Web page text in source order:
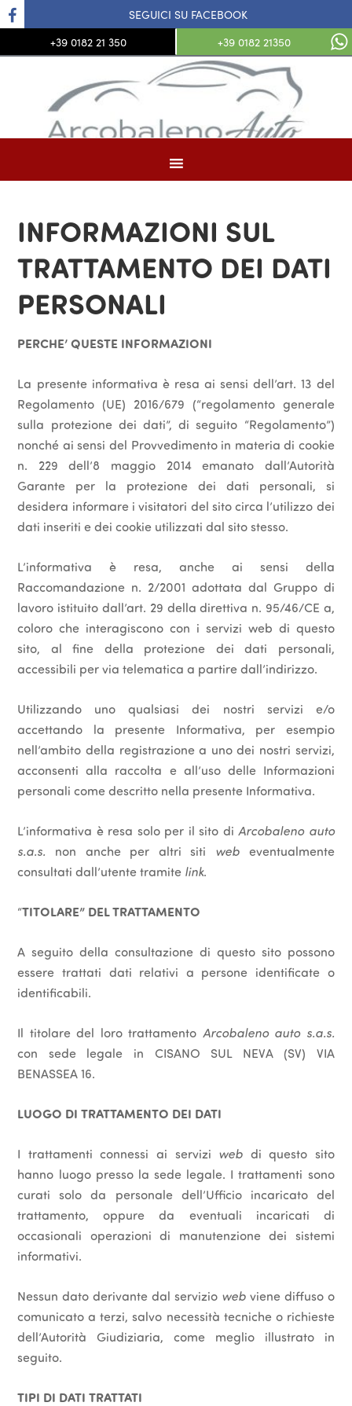
SEGUICI SU FACEBOOK
+39 0182 21 350
+39 0182 21350
INFORMAZIONI SUL
TRATTAMENTO DEI DATI
PERSONALI
PERCHE’ QUESTE INFORMAZIONI
La presente informativa è resa ai sensi dell’art. 13 del
Regolamento (UE) 2016/679 (“regolamento generale
sulla protezione dei dati”, di seguito “Regolamento”)
nonché ai sensi del Provvedimento in materia di cookie
n. 229 dell’8 maggio 2014 emanato dall’Autorità
Garante per la protezione dei dati personali, si
desidera informare i visitatori del sito circa l’utilizzo dei
dati inseriti e dei cookie utilizzati dal sito stesso.
L’informativa è resa, anche ai sensi della
Raccomandazione n. 2/2001 adottata dal Gruppo di
lavoro istituito dall’art. 29 della direttiva n. 95/46/CE a,
coloro che interagiscono con i servizi web di questo
sito, al fine della protezione dei dati personali,
accessibili per via telematica a partire dall’indirizzo.
Utilizzando uno qualsiasi dei nostri servizi e/o
accettando la presente Informativa, per esempio
nell’ambito della registrazione a uno dei nostri servizi,
acconsenti alla raccolta e all’uso delle Informazioni
personali come descritto nella presente Informativa.
L’informativa è resa solo per il sito diArcobaleno auto
s.a.s. non anche per altri siti web eventualmente
consultati dall’utente tramite link.
“TITOLARE” DEL TRATTAMENTO
A seguito della consultazione di questo sito possono
essere trattati dati relativi a persone identificate o
identificabili.
Il titolare del loro trattamento Arcobaleno auto s.a.s.
con sede legale in CISANO SUL NEVA (SV) VIA
BENASSEA 16.
LUOGO DI TRATTAMENTO DEI DATI
I trattamenti connessi ai servizi web di questo sito
hanno luogo presso la sede legale. I trattamenti sono
curati solo da personale dell’Ufficio incaricato del
trattamento, oppure da eventuali incaricati di
occasionali operazioni di manutenzione dei sistemi
informativi.
Nessun dato derivante dal servizio webviene diffuso o
comunicato a terzi, salvo necessità tecniche o richieste
dell’Autorità Giudiziaria, come meglio illustrato in
seguito.
TIPI DI DATI TRATTATI